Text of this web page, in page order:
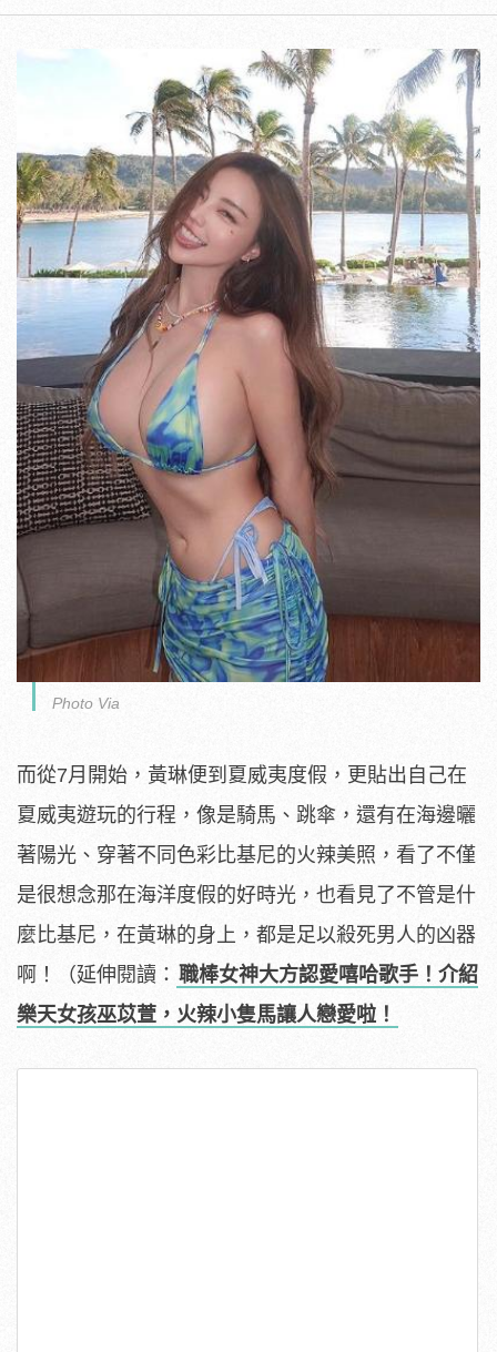
Photo Via
而從7月開始，黃琳便到夏威夷度假，更貼出自己在
夏威夷遊玩的行程，像是騎馬、跳傘，還有在海邊曬
著陽光、穿著不同色彩比基尼的火辣美照，看了不僅
是很想念那在海洋度假的好時光，也看見了不管是什
麼比基尼，在黃琳的身上，都是足以殺死男人的凶器
啊！（延伸閱讀： 職棒女神大方認愛嘻哈歌手！介紹
樂天女孩巫苡萱，火辣小隻馬讓人戀愛啦！